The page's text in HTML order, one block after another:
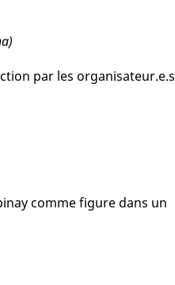
par les organisateur.e.s
comme figure dans un